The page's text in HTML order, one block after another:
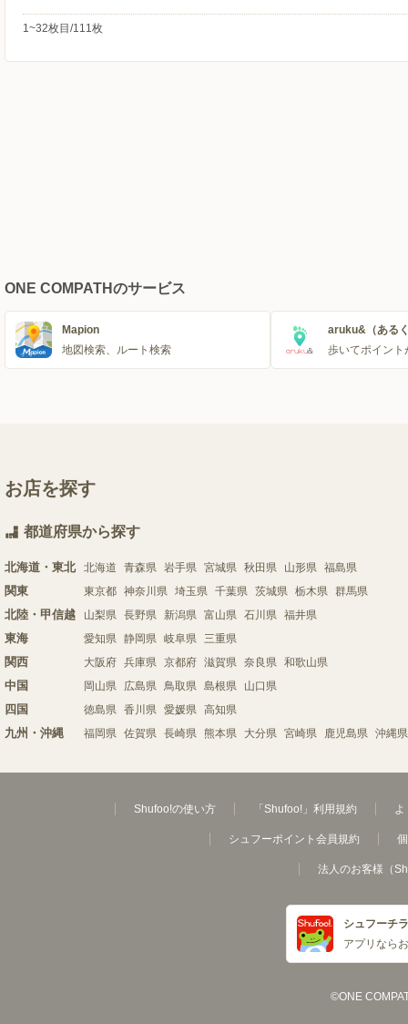
1~32枚目/111枚
ONE COMPATHのサービス
Mapion
地図検索、ルート検索
aruku&（ある
歩いてポイント
お店を探す
都道府県から探す
北海道・東北 北海道 青森県 岩手県 宮城県 秋田県 山形県 福島県
関東 東京都 神奈川県 埼玉県 千葉県 茨城県 栃木県 群馬県
北陸・甲信越 山梨県 長野県 新潟県 富山県 石川県 福井県
東海 愛知県 静岡県 岐阜県 三重県
関西 大阪府 兵庫県 京都府 滋賀県 奈良県 和歌山県
中国 岡山県 広島県 鳥取県 島根県 山口県
四国 徳島県 香川県 愛媛県 高知県
九州・沖縄 福岡県 佐賀県 長崎県 熊本県 大分県 宮崎県 鹿児島県 沖縄県
Shufoo!の使い方 「Shufoo!」利用規約 よ
シュフーポイント会員規約
法人のお客様（
シュフーチ
アプリなら
©ONE